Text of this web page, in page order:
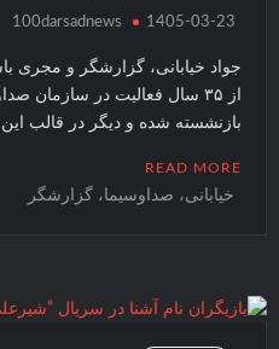
100darsadnews 1405-03-23
جواد خیابانی، گزارشگر و مجری
از ۳۵ سال فعالیت در سازمان
بازنشسته شده و دیگر در قالب
READ MORE
خیابانی، صداوسیما، گزارشگر